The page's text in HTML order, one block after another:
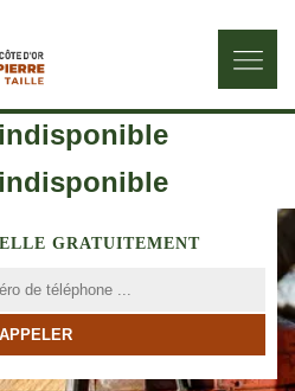
indisponible
indisponible
GRATUITEMENT